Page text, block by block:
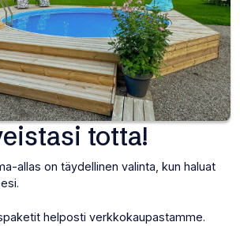
totta!
allas on täydellinen valinta, kun haluat
helposti verkkokaupastamme.